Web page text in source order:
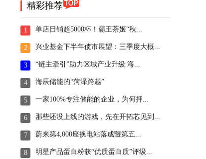
精彩推荐
1 单店日销超5000杯！霸王茶姬“秋...
2 兴业基金下半年债市展望：三季度大概...
3 “链主牵引”助力区域产业升级 海...
4 海辰储能的“菏泽跨越”
5 一家100%专注储能的企业，为何押...
6 那些还没上线的游戏，先在开拓芯见到...
7 蔚来第4,000座换电站落成暨第五...
8 明星产品蛋白粉获“优质蛋白质”评级...